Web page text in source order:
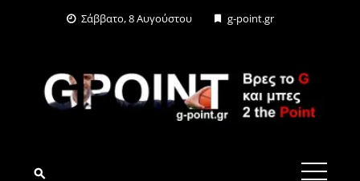
Σάββατο, 8 Αυγούστου g-point.gr
G-POINT.GR